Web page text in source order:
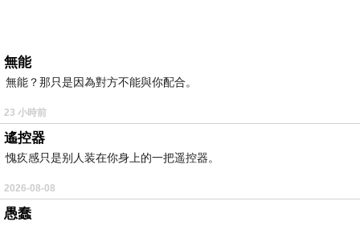
無能
無能？那只是因為對方不能與你配合。
23 小時前
遙控器
愧疚感只是别人装在你身上的一把遥控器。
2026-08-08
愚蠢